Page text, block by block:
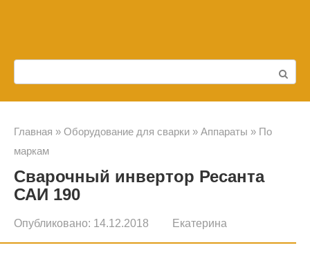
контенту
Главная » Оборудование для сварки » Аппараты » По
маркам
Сварочный инвертор Ресанта
САИ 190
Опубликовано: 14.12.2018 Екатерина